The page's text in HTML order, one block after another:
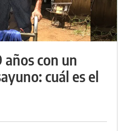
años con un
cuál es el